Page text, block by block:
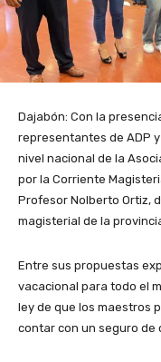
Dajabón: Con la
representantes de ADP
nivel nacional de la
por la Corriente
Profesor Nolberto Ortiz,
magisterial de la
Entre sus propuestas
vacacional para todo el
ley de que los maestros
contar con un seguro de